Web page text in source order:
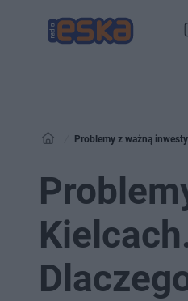
Problemy z ważną